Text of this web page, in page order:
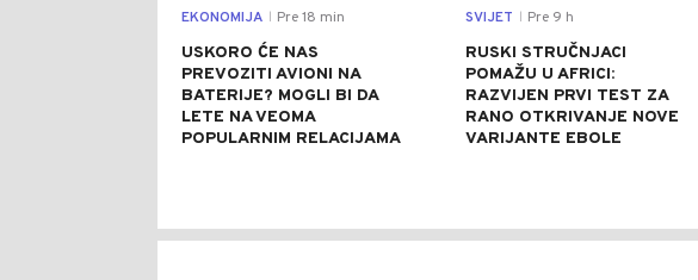
EKONOMIJA Pre 18 min
USKORO ĆE NAS
PREVOZITI AVIONI NA
BATERIJE? MOGLI BI DA
LETE NA VEOMA
POPULARNIM RELACIJAMA
SVIJET Pre 9 h
RUSKI STRUČNJACI
POMAŽU U AFRICI:
RAZVIJEN PRVI TEST ZA
RANO OTKRIVANJE NOVE
VARIJANTE EBOLE